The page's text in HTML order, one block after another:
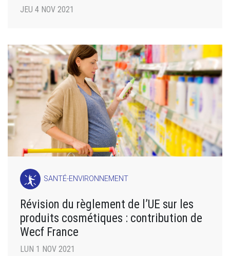
JEU 4 NOV 2021
SANTÉ-ENVIRONNEMENT
Révision du règlement de l’UE sur les
produits cosmétiques : contribution de
Wecf France
LUN 1 NOV 2021